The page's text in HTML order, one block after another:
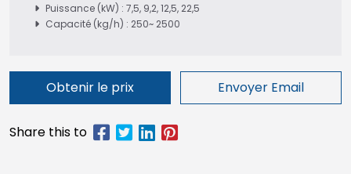
Puissance (kW) : 7,5, 9,2, 12,5, 22,5
Capacité (kg/h) : 250~ 2500
Obtenir le prix Envoyer Email